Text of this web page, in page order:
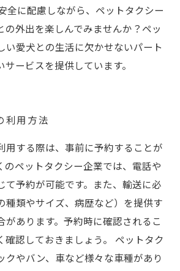
全に配慮しながら、ペットタクシー
の外出を楽しんでみませんか？ペッ
い愛犬との生活に欠かせないパート
ービスを提供しています。
利用方法
用する際は、事前に予約することが
のペットタクシー企業では、電話や
て予約が可能です。また、輸送に必
種類やサイズ、病歴など）を提供す
があります。予約時に確認されるこ
確認しておきましょう。 ペットタク
クやバン、車など様々な車種があり